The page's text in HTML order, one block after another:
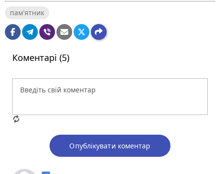
пам'ятник
Коментарі (5)
Опублікувати коментар